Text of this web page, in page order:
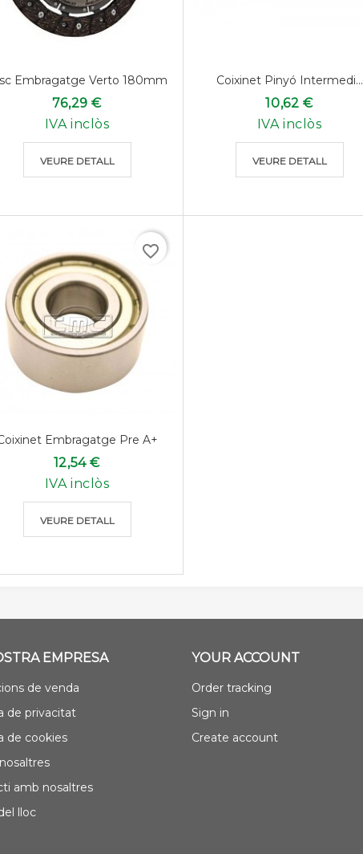
Embragatge Verto 180mm
76,29 €
IVA inclòs
VEURE DETALL
Coixinet Pinyó Intermedi...
10,62 €
IVA inclòs
VEURE DETALL
Embragatge Pre A+
12,54 €
IVA inclòs
VEURE DETALL
favorite_border
EMPRESA
de venda
de privacitat
de cookies
amb nosaltres
lloc
YOUR ACCOUNT
Order tracking
Sign in
Create account